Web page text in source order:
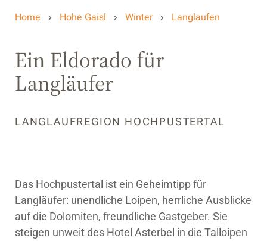
Home Hohe Gaisl Winter Langlaufen
Ein Eldorado für
Langläufer
LANGLAUFREGION HOCHPUSTERTAL
Das Hochpustertal ist ein Geheimtipp für
Langläufer: unendliche Loipen, herrliche Ausblicke
auf die Dolomiten, freundliche Gastgeber. Sie
steigen unweit des Hotel Asterbel in die Talloipen